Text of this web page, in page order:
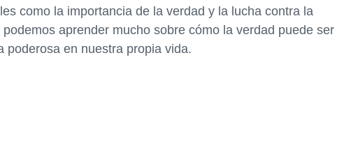
como la importancia de la verdad y la lucha contra la
aprender mucho sobre cómo la verdad puede ser
poderosa en nuestra propia vida.